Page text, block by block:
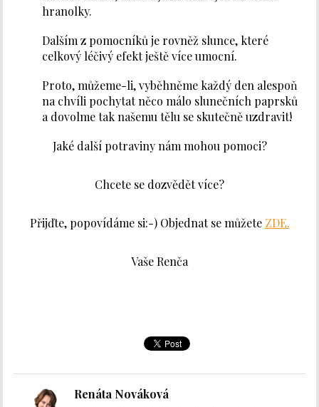
hranolky.
Dalším z pomocníků je rovněž slunce, které
celkový léčivý efekt ještě více umocní.
Proto, můžeme-li, vyběhněme každý den alespoň
na chvíli pochytat něco málo slunečních paprsků
a dovolme tak našemu tělu se skutečně uzdravit!
Jaké další potraviny nám mohou pomoci?
Chcete se dozvědět více?
Přijďte, popovídáme si:-) Objednat se můžete ZDE.
Vaše Renča
Renáta Nováková